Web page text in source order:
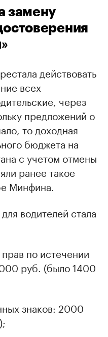
замену
действовать
всех
через
предложений о
то доходная
бюджета на
с учетом отмены
ранее такое
Минфина.
водителей стала
по истечении
руб. (было 1400
знаков: 2000